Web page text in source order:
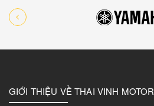
GIỚI THIỆU VỀ THAI VINH MOTOR